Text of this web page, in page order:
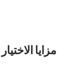
‏مزايا الاختيار‏